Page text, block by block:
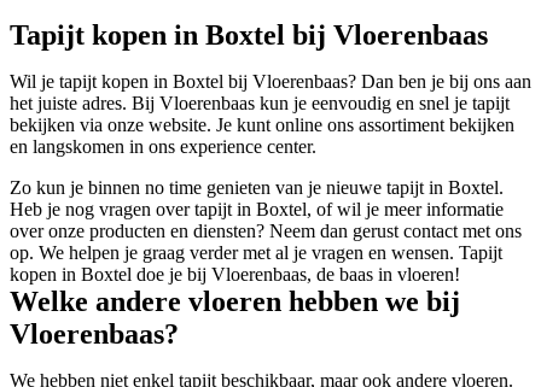
Tapijt kopen in Boxtel bij Vloerenbaas
Wil je tapijt kopen in Boxtel bij Vloerenbaas? Dan ben je bij ons aan
het juiste adres. Bij Vloerenbaas kun je eenvoudig en snel je tapijt
bekijken via onze website. Je kunt online ons assortiment bekijken
en langskomen in ons experience center.
Zo kun je binnen no time genieten van je nieuwe tapijt in Boxtel.
Heb je nog vragen over tapijt in Boxtel, of wil je meer informatie
over onze producten en diensten? Neem dan gerust contact met ons
op. We helpen je graag verder met al je vragen en wensen. Tapijt
kopen in Boxtel doe je bij Vloerenbaas, de baas in vloeren!
Welke andere vloeren hebben we bij
Vloerenbaas?
We hebben niet enkel tapijt beschikbaar, maar ook andere vloeren.